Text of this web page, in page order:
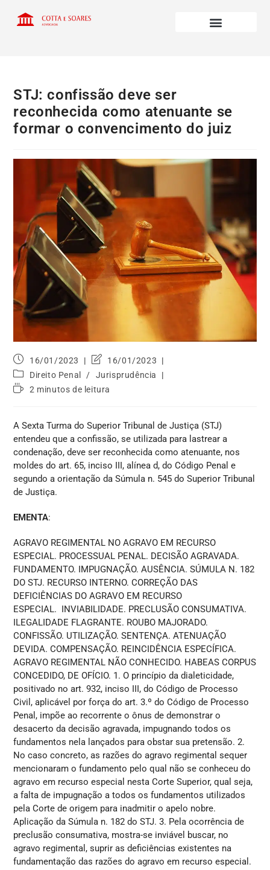
STJ: confissão deve ser
reconhecida como atenuante se
formar o convencimento do juiz
16/01/2023
16/01/2023
Direito Penal
/
Jurisprudência
2 minutos de leitura
A Sexta Turma do Superior Tribunal de Justiça (STJ)
entendeu que a confissão, se utilizada para lastrear a
condenação, deve ser reconhecida como atenuante, nos
moldes do art. 65, inciso III, alínea d, do Código Penal e
segundo a orientação da Súmula n. 545 do Superior Tribunal
de Justiça.
EMENTA:
AGRAVO REGIMENTAL NO AGRAVO EM RECURSO
ESPECIAL. PROCESSUAL PENAL. DECISÃO AGRAVADA.
FUNDAMENTO. IMPUGNAÇÃO. AUSÊNCIA. SÚMULA N. 182
DO STJ. RECURSO INTERNO. CORREÇÃO DAS
DEFICIÊNCIAS DO AGRAVO EM RECURSO
ESPECIAL. INVIABILIDADE. PRECLUSÃO CONSUMATIVA.
ILEGALIDADE FLAGRANTE. ROUBO MAJORADO.
CONFISSÃO. UTILIZAÇÃO. SENTENÇA. ATENUAÇÃO
DEVIDA. COMPENSAÇÃO. REINCIDÊNCIA ESPECÍFICA.
AGRAVO REGIMENTAL NÃO CONHECIDO. HABEAS CORPUS
CONCEDIDO, DE OFÍCIO. 1. O princípio da dialeticidade,
positivado no art. 932, inciso III, do Código de Processo
Civil, aplicável por força do art. 3.º do Código de Processo
Penal, impõe ao recorrente o ônus de demonstrar o
desacerto da decisão agravada, impugnando todos os
fundamentos nela lançados para obstar sua pretensão. 2.
No caso concreto, as razões do agravo regimental sequer
mencionaram o fundamento pelo qual não se conheceu do
agravo em recurso especial nesta Corte Superior, qual seja,
a falta de impugnação a todos os fundamentos utilizados
pela Corte de origem para inadmitir o apelo nobre.
Aplicação da Súmula n. 182 do STJ. 3. Pela ocorrência de
preclusão consumativa, mostra-se inviável buscar, no
agravo regimental, suprir as deficiências existentes na
fundamentação das razões do agravo em recurso especial.